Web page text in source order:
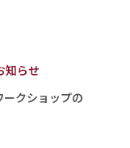
知らせ
クショップの